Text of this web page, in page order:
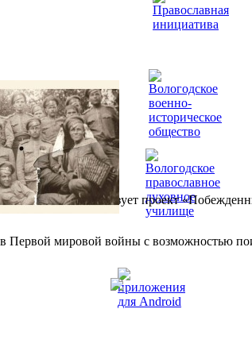
области реализует проект
Первой мировой войны с возможностью